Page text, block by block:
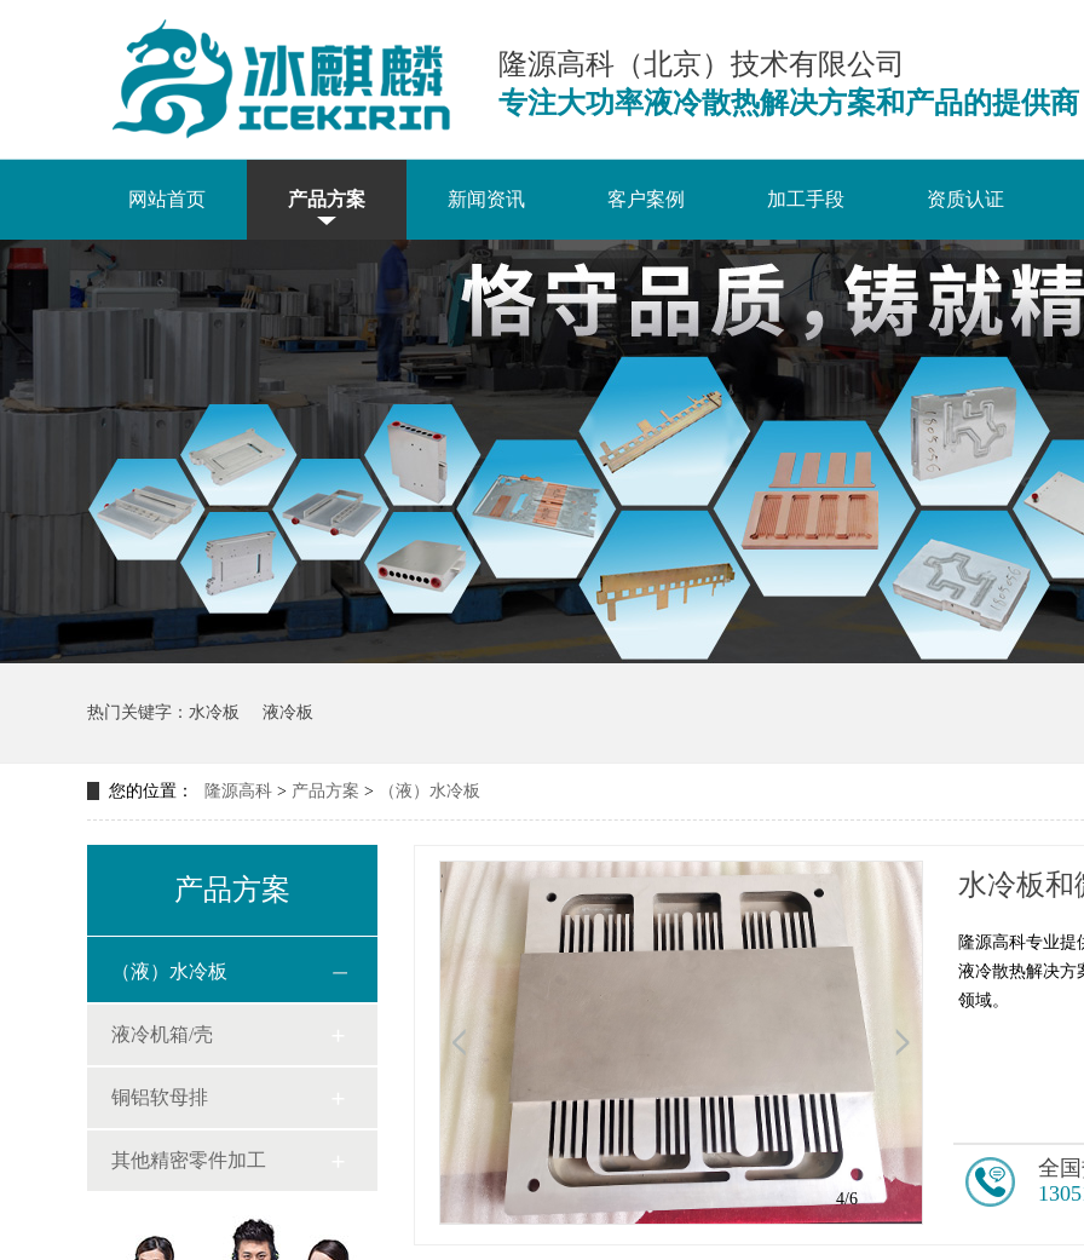
隆源高科（北京）技术有限公司
专注大功率液冷散热解决方案和产品的提供商
网站首页 产品方案 新闻资讯 客户案例 加工手段 资质认证
热门关键字： 水冷板 液冷板
您的位置： 隆源高科 > 产品方案 > （液）水冷板
产品方案
（液）水冷板
液冷机箱/壳
铜铝软母排
其他精密零件加工
5/6
水冷板和
隆源高科专业
液冷散热解决方
领域。
全